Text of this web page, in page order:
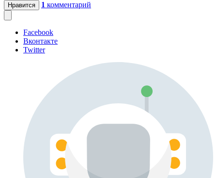
Нравится 1 комментарий
Facebook
Вконтакте
Twitter